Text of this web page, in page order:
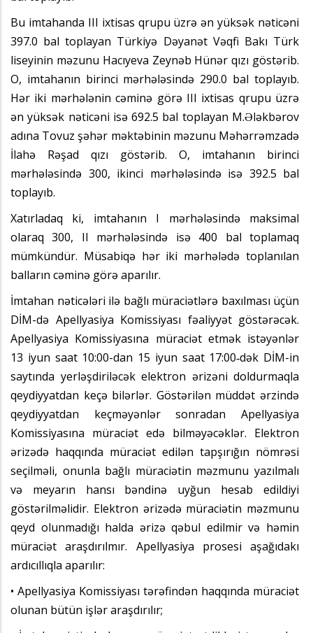
Bu imtahanda III ixtisas qrupu üzrə ən yüksək nəticəni
397.0 bal toplayan Türkiyə Dəyanət Vəqfi Bakı Türk
liseyinin məzunu Hacıyeva Zeynəb Hünər qızı göstərib.
O, imtahanın birinci mərhələsində 290.0 bal toplayıb.
Hər iki mərhələnin cəminə görə III ixtisas qrupu üzrə
ən yüksək nəticəni isə 692.5 bal toplayan M.Ələkbərov
adına Tovuz şəhər məktəbinin məzunu Məhərrəmzadə
İlahə Rəşad qızı göstərib. O, imtahanın birinci
mərhələsində 300, ikinci mərhələsində isə 392.5 bal
toplayıb.
Xatırladaq ki, imtahanın I mərhələsində maksimal
olaraq 300, II mərhələsində isə 400 bal toplamaq
mümkündür. Müsabiqə hər iki mərhələdə toplanılan
balların cəminə görə aparılır.
İmtahan nəticələri ilə bağlı müraciətlərə baxılması üçün
DİM-də Apellyasiya Komissiyası fəaliyyət göstərəcək.
Apellyasiya Komissiyasına müraciət etmək istəyənlər
13 iyun saat 10:00-dan 15 iyun saat 17:00‑dək DİM-in
saytında yerləşdiriləcək elektron ərizəni doldurmaqla
qeydiyyatdan keçə bilərlər. Göstərilən müddət ərzində
qeydiyyatdan keçməyənlər sonradan Apellyasiya
Komissiyasına müraciət edə bilməyəcəklər. Elektron
ərizədə haqqında müraciət edilən tapşırığın nömrəsi
seçilməli, onunla bağlı müraciətin məzmunu yazılmalı
və meyarın hansı bəndinə uyğun hesab edildiyi
göstərilməlidir. Elektron ərizədə müraciətin məzmunu
qeyd olunmadığı halda ərizə qəbul edilmir və həmin
müraciət araşdırılmır. Apellyasiya prosesi aşağıdakı
ardıcıllıqla aparılır:
• Apellyasiya Komissiyası tərəfindən haqqında müraciət
olunan bütün işlər araşdırılır;